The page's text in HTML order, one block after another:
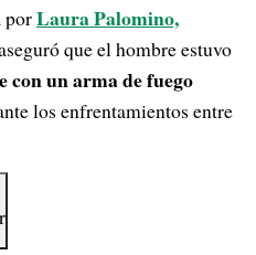
porLaura Palomino,
que el hombre estuvo
con un arma de fuego
los enfrentamientos entre